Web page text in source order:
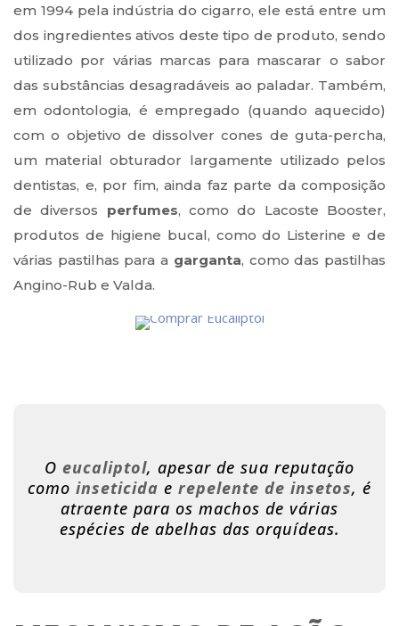
em 1994 pela indústria do cigarro, ele está entre um
dos ingredientes ativos deste tipo de produto, sendo
utilizado por várias marcas para mascarar o sabor
das substâncias desagradáveis ao paladar. Também,
em odontologia, é empregado (quando aquecido)
com o objetivo de dissolver cones de guta-percha,
um material obturador largamente utilizado pelos
dentistas, e, por fim, ainda faz parte da composição
de diversos perfumes, como do Lacoste Booster,
produtos de higiene bucal, como do Listerine e de
várias pastilhas para a garganta, como das pastilhas
Angino-Rub e Valda.
O eucaliptol, apesar de sua reputação
como inseticida e repelente de insetos, é
atraente para os machos de várias
espécies de abelhas das orquídeas.